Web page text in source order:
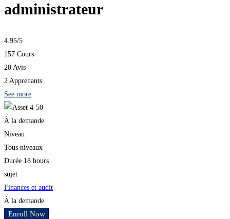
administrateur
4.95/5
157 Cours
20 Avis
2 Apprenants
See more
À la demande
Niveau
Tous niveaux
Durée 18 hours
sujet
Finances et audit
À la demande
Enroll Now